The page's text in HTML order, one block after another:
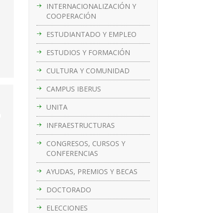
INTERNACIONALIZACIÓN Y
COOPERACIÓN
ESTUDIANTADO Y EMPLEO
ESTUDIOS Y FORMACIÓN
CULTURA Y COMUNIDAD
CAMPUS IBERUS
UNITA
INFRAESTRUCTURAS
CONGRESOS, CURSOS Y
CONFERENCIAS
AYUDAS, PREMIOS Y BECAS
DOCTORADO
ELECCIONES